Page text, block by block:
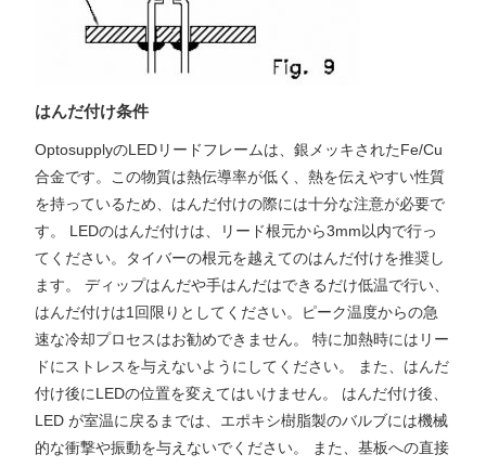
はんだ付け条件
OptosupplyのLEDリードフレームは、銀メッキされたFe/Cu
合金です。この物質は熱伝導率が低く、熱を伝えやすい性質
を持っているため、はんだ付けの際には十分な注意が必要で
す。 LEDのはんだ付けは、リード根元から3mm以内で行っ
てください。タイバーの根元を越えてのはんだ付けを推奨し
ます。 ディップはんだや手はんだはできるだけ低温で行い、
はんだ付けは1回限りとしてください。ピーク温度からの急
速な冷却プロセスはお勧めできません。 特に加熱時にはリー
ドにストレスを与えないようにしてください。 また、はんだ
付け後にLEDの位置を変えてはいけません。 はんだ付け後、
LED が室温に戻るまでは、エポキシ樹脂製のバルブには機械
的な衝撃や振動を与えないでください。 また、基板への直接